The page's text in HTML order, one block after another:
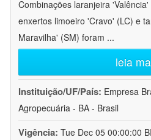
Combinações laranjeira
enxertos limoeiro 'Cravo' (LC) e
Maravilha' (SM) foram ...
leia
Instituição/UF/País: Empresa
Agropecuária - BA - Brasil
Vigência: Tue Dec 05 00:00:00